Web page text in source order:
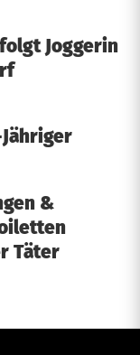
Joggerin
&
Täter